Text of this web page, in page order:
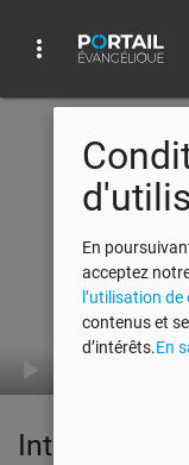
more_vert
Audio Player
Introduction
En
acceptez
l’utilisation de
contenus et
d’intérêts.En